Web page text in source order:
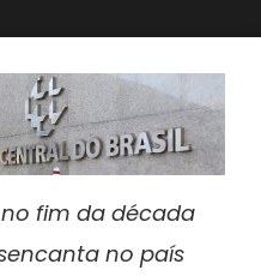
fim da década
no país